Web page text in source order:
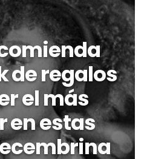
de regalos
el más
en estas